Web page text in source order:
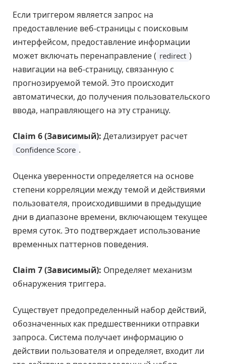
Если триггером является запрос на
предоставление веб-страницы с поисковым
интерфейсом, предоставление информации
может включать перенаправление ( redirect )
навигации на веб-страницу, связанную с
прогнозируемой темой. Это происходит
автоматически, до получения пользовательского
ввода, направляющего на эту страницу.
Claim 6 (Зависимый): Детализирует расчет
Confidence Score .
Оценка уверенности определяется на основе
степени корреляции между темой и действиями
пользователя, происходившими в предыдущие
дни в диапазоне времени, включающем текущее
время суток. Это подтверждает использование
временных паттернов поведения.
Claim 7 (Зависимый): Определяет механизм
обнаружения триггера.
Существует предопределенный набор действий,
обозначенных как предшественники отправки
запроса. Система получает информацию о
действии пользователя и определяет, входит ли